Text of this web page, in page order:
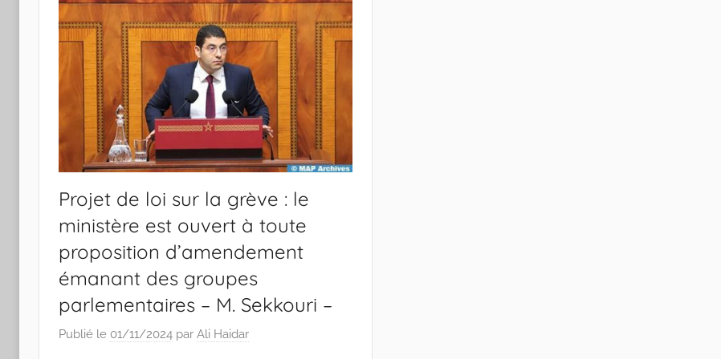
Projet de loi sur la grève : le
ministère est ouvert à toute
proposition d’amendement
émanant des groupes
parlementaires – M. Sekkouri –
Publié le 01/11/2024 par Ali Haidar